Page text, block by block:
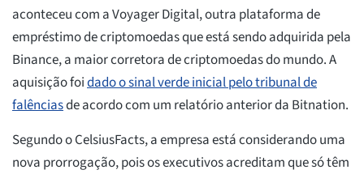
aconteceu com a Voyager Digital, outra plataforma de
empréstimo de criptomoedas que está sendo adquirida pela
Binance, a maior corretora de criptomoedas do mundo. A
aquisição foidado o sinal verde inicial pelo tribunal de
falênciasde acordo com um relatório anterior da Bitnation.
Segundo o CelsiusFacts, a empresa está considerando uma
nova prorrogação, pois os executivos acreditam que só têm